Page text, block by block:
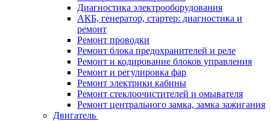
Диагностика электрооборудования
АКБ, генератор, стартер: диагностика и
ремонт
Ремонт проводки
Ремонт блока предохранителей и реле
Ремонт и кодирование блоков управления
Ремонт и регулировка фар
Ремонт электрики кабины
Ремонт стеклоочистителей и омывателя
Ремонт центрального замка, замка зажигания
Двигатель